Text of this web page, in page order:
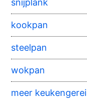
snijplank
kookpan
steelpan
wokpan
meer keukengerei